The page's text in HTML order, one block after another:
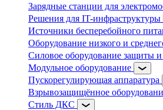
Зарядные станции для
Решения для IT-инфраструктуры
Источники бесперебойного
Оборудование низкого и
Силовое оборудование защиты и
Модульное оборудование
Пускорегулирующая аппаратура
Взрывозащищённое
Стиль ДКС